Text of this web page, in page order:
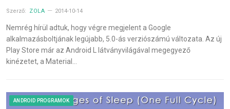
Szerző: ZOLA 2014-10-14
Nemrég hírül adtuk, hogy végre megjelent a Google
alkalmazásboltjának legújabb, 5.0-ás verziószámú változata. Az új
Play Store már az Android L látványvilágával megegyező
kinézetet, a Material…
ANDROID PROGRAMOK